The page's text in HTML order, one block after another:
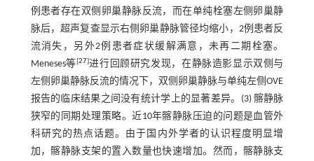
例患者存在双侧卵巢静脉反流，而在单纯栓塞左侧卵巢静
脉后，超声复查显示右侧卵巢静脉管径均缩小，2例患者反
流消失，另外2例患者症状缓解满意，未再二期栓塞。
Meneses等[27]进行回顾研究发现，在静脉造影显示双侧与
左侧卵巢静脉反流的情况下，双侧卵巢静脉与单纯左侧OVE
报告的临床结果之间没有统计学上的显著差异。(3) 髂静脉
狭窄的同期处理策略。近10年髂静脉压迫的问题是血管外
科研究的热点话题。由于国内外学者的认识程度明显增
加，髂静脉支架的置入数量也快速增加。然而，髂静脉支